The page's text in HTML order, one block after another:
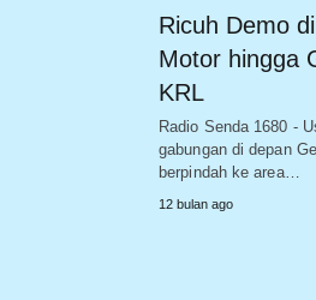
Ricuh Demo
Motor hingga
KRL
Radio Senda 1680 -
gabungan di depan
berpindah ke area…
12 bulan ago